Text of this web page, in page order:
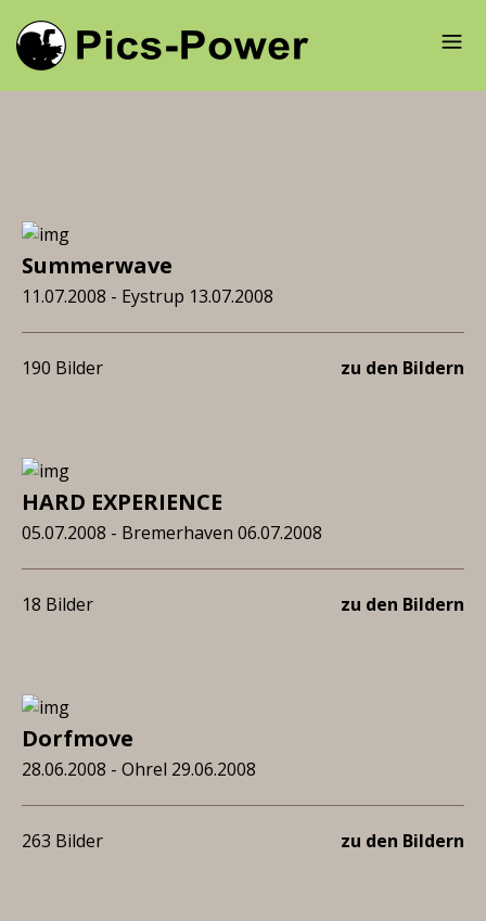
Summerwave
11.07.2008 - Eystrup 13.07.2008
190 Bilder zu den Bildern
HARD EXPERIENCE
05.07.2008 - Bremerhaven 06.07.2008
18 Bilder zu den Bildern
Dorfmove
28.06.2008 - Ohrel 29.06.2008
263 Bilder zu den Bildern